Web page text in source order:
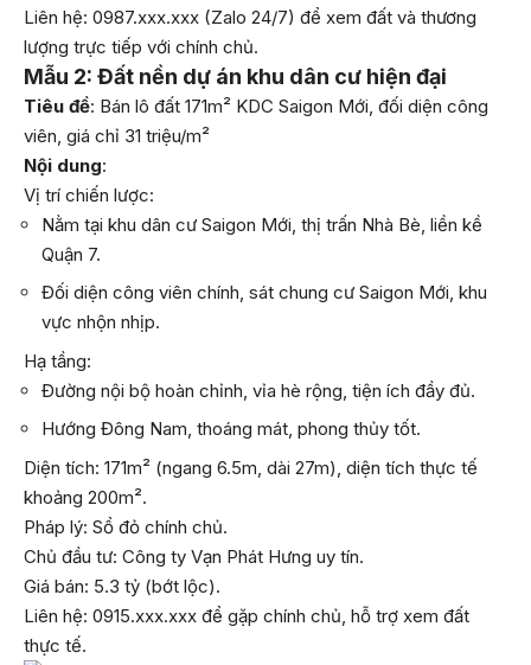
Liên hệ: 0987.xxx.xxx (Zalo 24/7) để xem đất và thương
lượng trực tiếp với chính chủ.
Mẫu 2: Đất nền dự án khu dân cư hiện đại
Tiêu đề: Bán lô đất 171m² KDC Saigon Mới, đối diện công
viên, giá chỉ 31 triệu/m²
Nội dung:
Vị trí chiến lược:
Nằm tại khu dân cư Saigon Mới, thị trấn Nhà Bè, liền kề
Quận 7.
Đối diện công viên chính, sát chung cư Saigon Mới, khu
vực nhộn nhịp.
Hạ tầng:
Đường nội bộ hoàn chỉnh, vỉa hè rộng, tiện ích đầy đủ.
Hướng Đông Nam, thoáng mát, phong thủy tốt.
Diện tích: 171m² (ngang 6.5m, dài 27m), diện tích thực tế
khoảng 200m².
Pháp lý: Sổ đỏ chính chủ.
Chủ đầu tư: Công ty Vạn Phát Hưng uy tín.
Giá bán: 5.3 tỷ (bớt lộc).
Liên hệ: 0915.xxx.xxx để gặp chính chủ, hỗ trợ xem đất
thực tế.